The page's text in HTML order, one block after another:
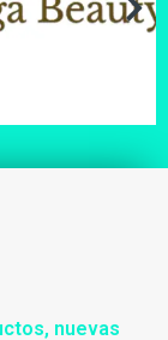
nuevas